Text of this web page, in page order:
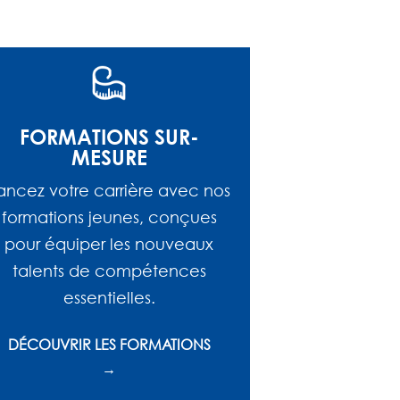
FORMATIONS SUR-
MESURE
votre carrière avec nos
formations jeunes, conçues
pour équiper les nouveaux
talents de compétences
essentielles.
DÉCOUVRIR LES FORMATIONS
→